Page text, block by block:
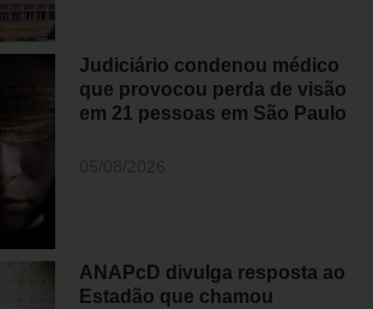
Judiciário condenou médico
que provocou perda de visão
em 21 pessoas em São Paulo
ANAPcD divulga resposta ao
Estadão que chamou